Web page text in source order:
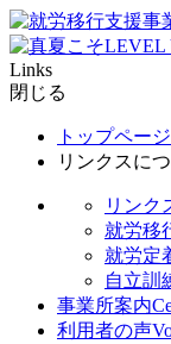
Links
閉じる
トップページ
リンクスに
リンク
就労移
就労定
自立訓
事業所案内
利用者の声